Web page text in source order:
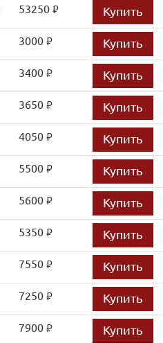
53250 руб. Купить
3000 руб. Купить
3400 руб. Купить
3650 руб. Купить
4050 руб. Купить
5500 руб. Купить
5600 руб. Купить
5350 руб. Купить
7550 руб. Купить
7250 руб. Купить
7900 руб. Купить